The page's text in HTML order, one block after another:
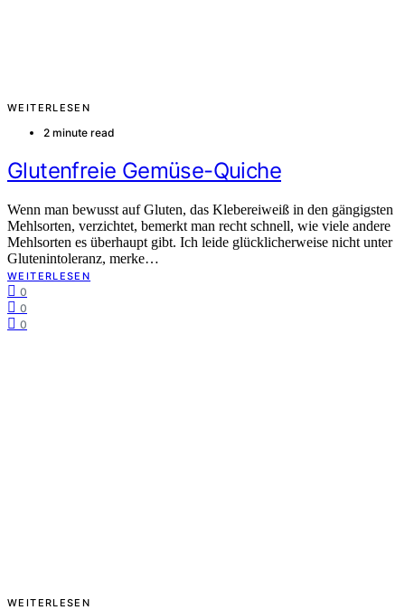
WEITERLESEN
2 minute read
Glutenfreie Gemüse-Quiche
Wenn man bewusst auf Gluten, das Klebereiweiß in den gängigsten
Mehlsorten, verzichtet, bemerkt man recht schnell, wie viele andere
Mehlsorten es überhaupt gibt. Ich leide glücklicherweise nicht unter
Glutenintoleranz, merke…
WEITERLESEN
0
0
0
WEITERLESEN